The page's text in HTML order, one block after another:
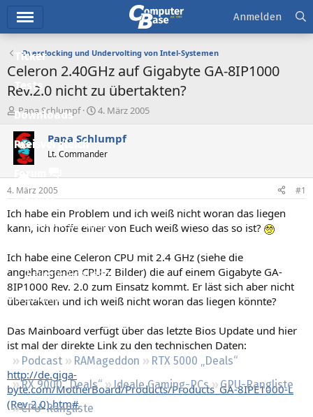
Ticker
Tests
Downloads
Preisvergleich
Forum
Aktuelles
Empfohlene Inhalte
Neueste Aktivitäten
Leserartikel
Podcast RAMageddon
RTX 5000 „Deals“
RX 9000 „Deals“
Ideale Gaming-PCs
GPU-Rangliste
CPU-Rangliste
Anmelden
Overclocking und Undervolting von Intel-Systemen
Celeron 2.40GHz auf Gigabyte GA-8IP1000
Rev.2.0 nicht zu übertakten?
E
r
s
t
e
l
e
r
Papa Schlumpf
E
s
t
e
t
a
4. März 2005
Papa Schlumpf
Lt. Commander
4. März 2005 #1
Ich habe ein Problem und ich weiß nicht woran das liegen
kann, ich hoffe einer von Euch weiß wieso das so ist?
Ich habe eine Celeron CPU mit 2.4 GHz (siehe die
angehangenen CPU-Z Bilder) die auf einem Gigabyte GA-
8IP1000 Rev. 2.0 zum Einsatz kommt. Er läst sich aber nicht
übertakten und ich weiß nicht woran das liegen könnte?
Das Mainboard verfügt über das letzte Bios Update und hier
ist mal der direkte Link zu den technischen Daten:
http://de.giga-
byte.com/MotherBoard/Products/Products_GA-8IPE1000-L
(Rev 2.0).htm#